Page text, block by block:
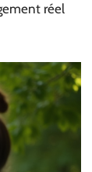
réel